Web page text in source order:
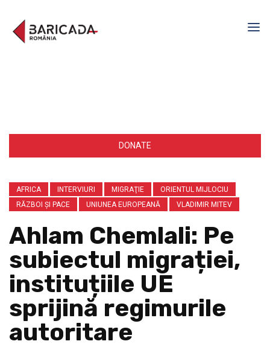
DONATE
AFRICA INTERVIURI MIGRAŢIE
ORIENTUL MIJLOCIU
RĂZBOI ŞI PACE
UNIUNEA EUROPEANĂ VLADIMIR MITEV
Ahlam Chemlali: Pe
subiectul migrației,
instituțiile UE
sprijină regimurile
autoritare